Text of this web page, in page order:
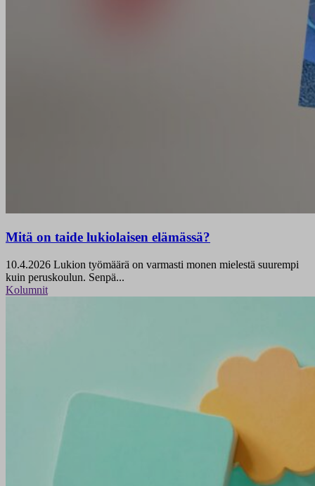
Mitä on taide lukiolaisen elämässä?
10.4.2026 Lukion työmäärä on varmasti monen mielestä suurempi
kuin peruskoulun. Senpä...
Kolumnit